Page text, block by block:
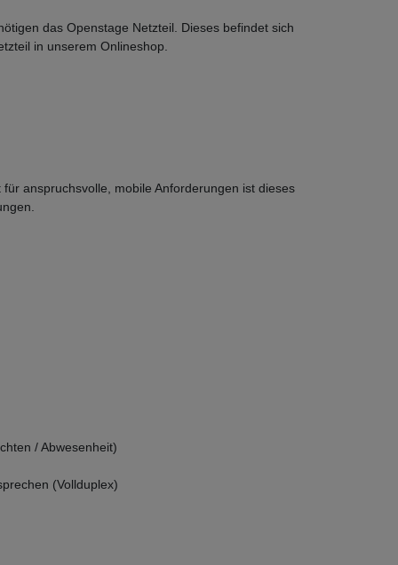
das Openstage Netzteil. Dieses befindet sich
in unserem Onlineshop.
anspruchsvolle, mobile Anforderungen ist dieses
/ Abwesenheit)
(Vollduplex)